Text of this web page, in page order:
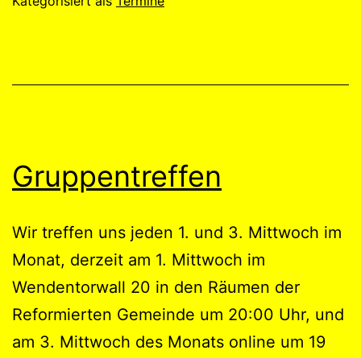
Gruppentreffen
Wir treffen uns jeden 1. und 3. Mittwoch im
Monat, derzeit am 1. Mittwoch im
Wendentorwall 20 in den Räumen der
Reformierten Gemeinde um 20:00 Uhr, und
am 3. Mittwoch des Monats online um 19